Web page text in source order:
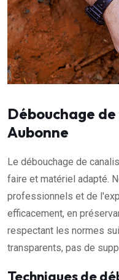
Débouchage
Aubonne
Le débouchage de
faire et matériel adapté.
professionnels et de
efficacement, en
respectant les normes
transparents, pas de